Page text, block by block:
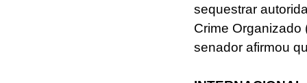
sequestrar
Crime Organizado
senador afirmou